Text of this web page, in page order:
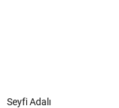
Seyfi Adalı